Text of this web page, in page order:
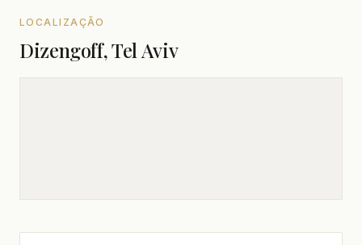
LOCALIZAÇÃO
Dizengoff, Tel Aviv